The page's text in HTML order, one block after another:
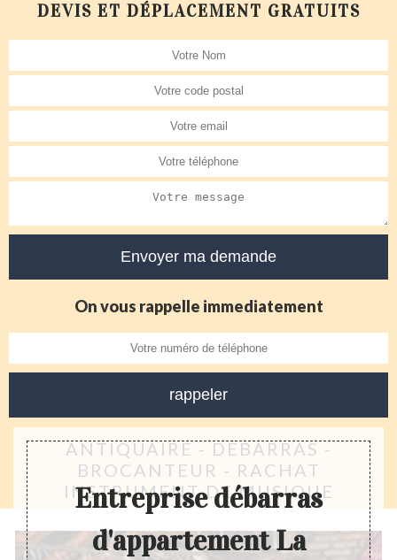
DEVIS ET DÉPLACEMENT GRATUITS
On vous rappelle immediatement
ANTIQUAIRE - DÉBARRAS -
BROCANTEUR - RACHAT
INSTRUMENT DE MUSIQUE
Entreprise débarras
d'appartement La